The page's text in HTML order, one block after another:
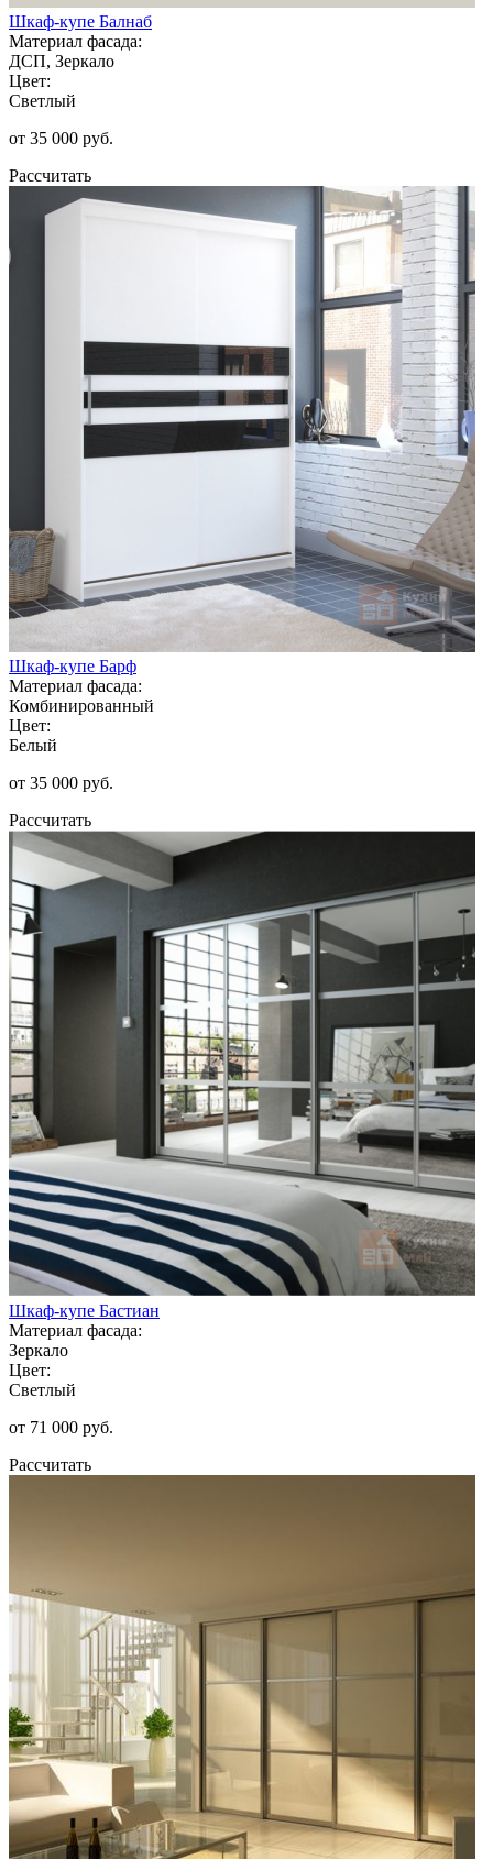
Шкаф-купе Балнаб
Материал фасада:
ДСП, Зеркало
Цвет:
Светлый
от 35 000 руб.
Рассчитать
Шкаф-купе Барф
Материал фасада:
Комбинированный
Цвет:
Белый
от 35 000 руб.
Рассчитать
Шкаф-купе Бастиан
Материал фасада:
Зеркало
Цвет:
Светлый
от 71 000 руб.
Рассчитать